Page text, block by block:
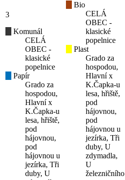
3
Komunál
CELÁ
OBEC -
klasické
popelnice
Papír
Grado za
hospodou,
Hlavní x
K.Čapka-u
lesa, hřiště,
pod
hájovnou,
pod
hájovnou u
jezírka, Tři
duby, U
Bio
CELÁ
OBEC -
klasické
popelnice
Plast
Grado za
hospodou,
Hlavní x
K.Čapka-u
lesa, hřiště,
pod
hájovnou,
pod
hájovnou u
jezírka, Tři
duby, U
zdymadla,
U
železničního